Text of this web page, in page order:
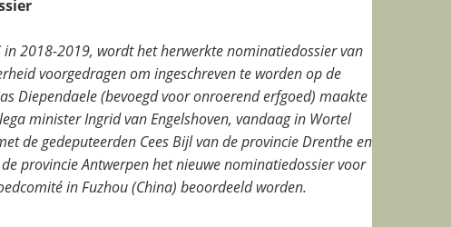
2018-2019, wordt het herwerkte nominatiedossier van
voorgedragen om ingeschreven te worden op de
Diependaele (bevoegd voor onroerend erfgoed) maakte
minister Ingrid van Engelshoven, vandaag in Wortel
de gedeputeerden Cees Bijl van de provincie Drenthe en
provincie Antwerpen het nieuwe nominatiedossier voor
in Fuzhou (China) beoordeeld worden.